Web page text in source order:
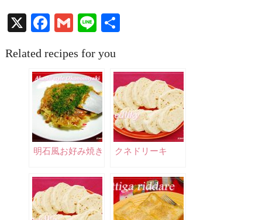
X Facebook
Gmail
Line共
Related recipes for you
明石風お好み焼き クネドリーキ